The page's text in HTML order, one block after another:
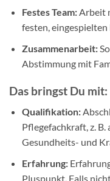
Festes Team:Arbeit
festen,
Zusammenarbeit:
Abstimmung mit
Das bringst Du mit:
Qualifikation:
Pflegefachkraft, z.
Gesundheits- und
Erfahrung:
Pluspunkt. Falls